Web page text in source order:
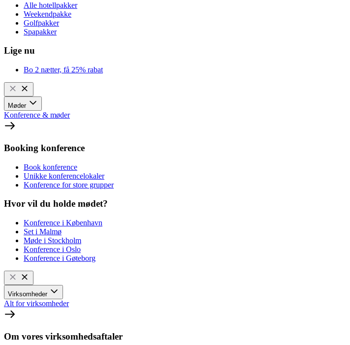
Alle hotellpakker
Weekendpakke
Golfpakker
Spapakker
Lige nu
Bo 2 nætter, få 25% rabat
Møder
Konference & møder
Booking konference
Book konference
Unikke konferencelokaler
Konference for store grupper
Hvor vil du holde mødet?
Konference i København
Set i Malmø
Møde i Stockholm
Konference i Oslo
Konference i Gøteborg
Virksomheder
Alt for virksomheder
Om vores virksomhedsaftaler